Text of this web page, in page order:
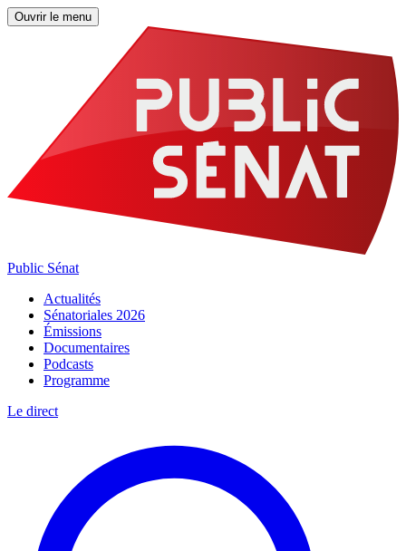
Ouvrir le menu
Public Sénat
Actualités
Sénatoriales 2026
Émissions
Documentaires
Podcasts
Programme
Le direct